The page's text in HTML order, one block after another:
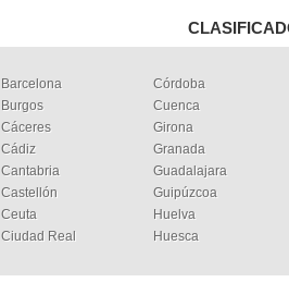
Barcelona
Burgos
Cáceres
Cádiz
Cantabria
Castellón
Ceuta
Ciudad Real
Córdoba
Cuenca
Girona
Granada
Guadalajara
Guipúzcoa
Huelva
Huesca